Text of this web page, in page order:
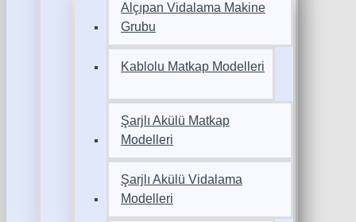
Alçıpan Vidalama Makine
Grubu
Kablolu Matkap Modelleri
Şarjlı Akülü Matkap
Modelleri
Şarjlı Akülü Vidalama
Modelleri